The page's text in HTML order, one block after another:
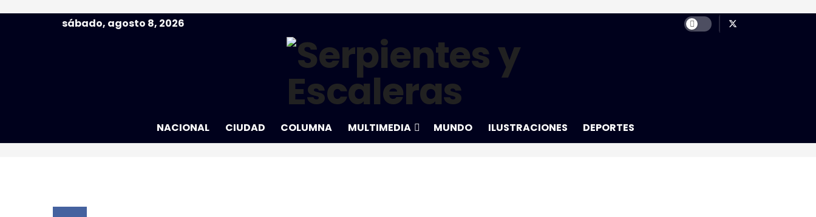
sábado, agosto 8, 2026
NACIONAL CIUDAD COLUMNA MULTIMEDIA MUNDO ILUSTRACIONES DEPORTES